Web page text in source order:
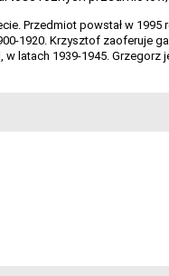
Przedmiot powstał w
1920. Krzysztof zaoferuje
1939-1945. Grzegorz